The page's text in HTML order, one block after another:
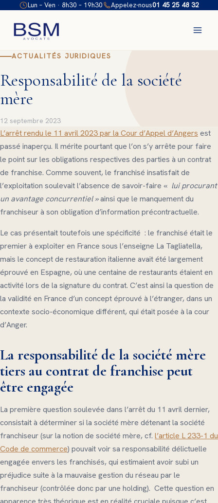
contenu
Lun – Ven · 8h30 – 19h30 Appelez-nous01 45 25 48 32
ACTUALITÉS JURIDIQUES
Responsabilité de la société
mère
12 septembre 2023
L’arrêt rendu le 11 avril 2023 par la Cour d’Appel d’Angers est
passé inaperçu. Il mérite pourtant que l’on s’y arrête pour faire
le point sur les obligations respectives des parties à un contrat
de franchise. Comme souvent, le franchisé insatisfait de
l’exploitation soulevait l’absence de savoir-faire « lui procurant
un avantage concurrentiel »ainsi que le manquement du
franchiseur à son obligation d’information précontractuelle.
Le cas présentait toutefois une spécificité : le franchisé était le
premier à exploiter en France sous l’enseigne La Tagliatella,
mais le concept de restauration italienne avait été largement
éprouvé en Espagne, où une centaine de restaurants étaient en
activité lors de la signature du contrat. C’est ainsi la question de
la validité en France d’un concept éprouvé à l’étranger, dans un
contexte socio-économique différent, qui était posée à la cour
d’Anger.
La responsabilité de la société mère
tiers au contrat de franchise peut
être engagée
La première question soulevée dans l’arrêt du 11 avril dernier,
consistait à déterminer si la société mère détenant la société
franchiseur (sur la notion de société mère, cf. l’article L 233-1 du
Code de commerce) pouvait voir sa responsabilité délictuelle
engagée envers les franchisés, qui estimaient avoir subi un
préjudice suite à la mauvaise gestion du réseau par le
franchiseur (contrôlée donc par une holding). Cette question en